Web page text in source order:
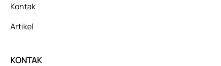
Kontak
Artikel
KONTAK